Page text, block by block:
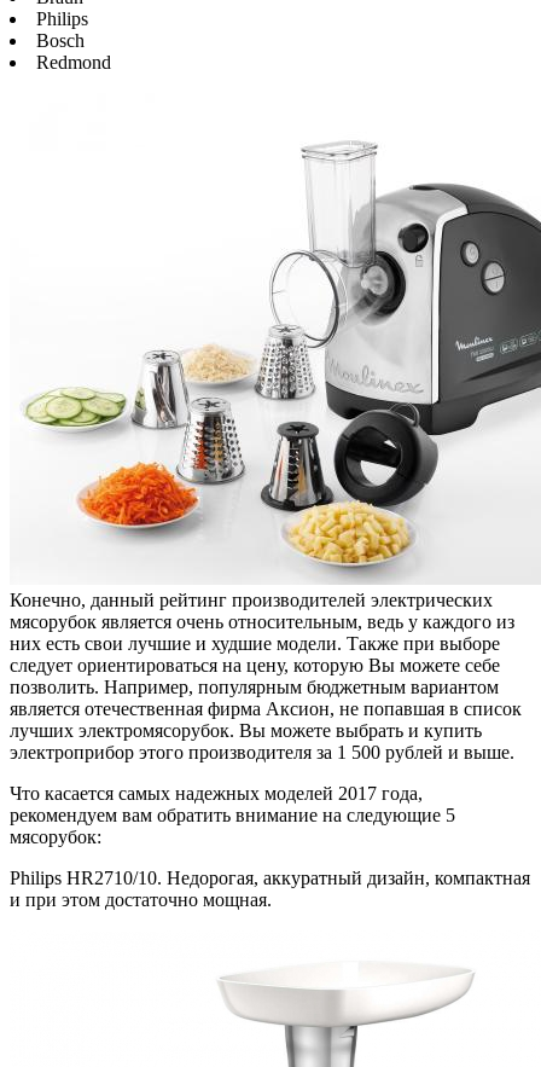
Philips
Bosch
Redmond
Конечно, данный рейтинг производителей электрических
мясорубок является очень относительным, ведь у каждого из
них есть свои лучшие и худшие модели. Также при выборе
следует ориентироваться на цену, которую Вы можете себе
позволить. Например, популярным бюджетным вариантом
является отечественная фирма Аксион, не попавшая в список
лучших электромясорубок. Вы можете выбрать и купить
электроприбор этого производителя за 1 500 рублей и выше.
Что касается самых надежных моделей 2017 года,
рекомендуем вам обратить внимание на следующие 5
мясорубок:
Philips HR2710/10. Недорогая, аккуратный дизайн, компактная
и при этом достаточно мощная.